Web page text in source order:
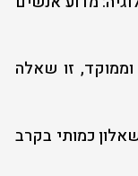
זו שאלה
כמותי בקרב